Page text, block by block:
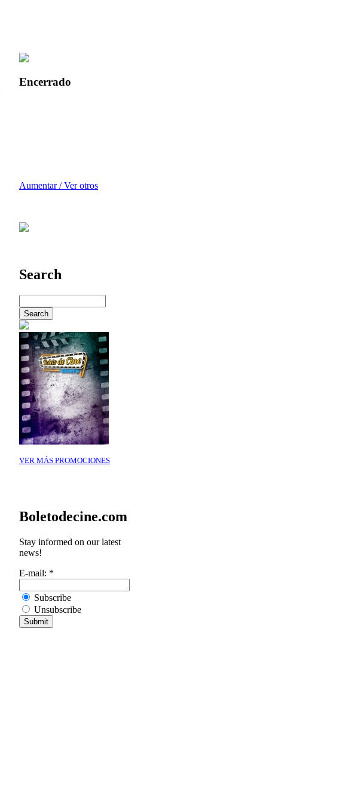
Encerrado
Aumentar / Ver otros
Search
VER MÁS PROMOCIONES
Boletodecine.com
Stay informed on our latest
news!
E-mail: *
Subscribe
Unsubscribe